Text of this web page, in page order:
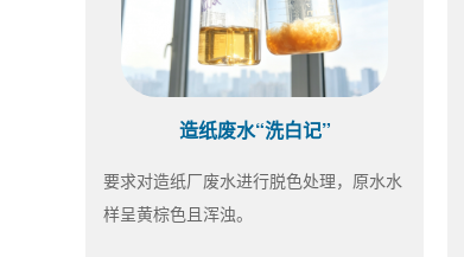
造纸废水“洗白记”
要求对造纸厂废水进行脱色处理，原水水
样呈黄棕色且浑浊。